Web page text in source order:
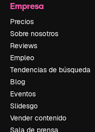
Empresa
Precios
Sobre nosotros
Reviews
Empleo
Tendencias de búsqueda
Blog
Eventos
Slidesgo
Vender contenido
Sala de prensa